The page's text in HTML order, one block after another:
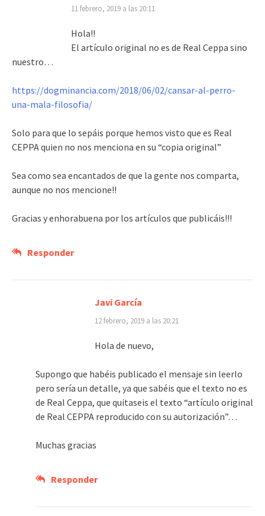
11 febrero, 2019 a las 20:11
Hola!!
El artículo original no es de Real Ceppa sino
nuestro…
https://dogminancia.com/2018/06/02/cansar-al-perro-
una-mala-filosofia/
Solo para que lo sepáis porque hemos visto que es Real
CEPPA quien no nos menciona en su “copia original”
Sea como sea encantados de que la gente nos comparta,
aunque no nos mencione!!
Gracias y enhorabuena por los artículos que publicáis!!!
Responder
Javi García
12 febrero, 2019 a las 20:21
Hola de nuevo,
Supongo que habéis publicado el mensaje sin leerlo
pero sería un detalle, ya que sabéis que el texto no es
de Real Ceppa, que quitaseis el texto “artículo original
de Real CEPPA reproducido con su autorización”…
Muchas gracias
Responder